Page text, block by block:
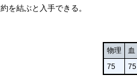
を結ぶと入手できる。
物理 血
75 75